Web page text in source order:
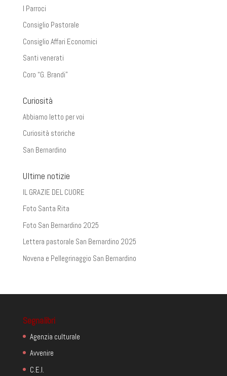
I Parroci
Consiglio Pastorale
Consiglio Affari Economici
Santi venerati
Coro “G. Brandi”
Curiosità
Abbiamo letto per voi
Curiosità storiche
San Bernardino
Ultime notizie
IL GRAZIE DEL CUORE
Foto Santa Rita
Foto San Bernardino 2025
Lettera pastorale San Bernardino 2025
Novena e Pellegrinaggio San Bernardino
Segnalibri
Agenzia culturale
Avvenire
C.E.I.